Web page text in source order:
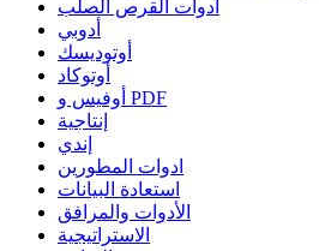
أدوات القرص الصلب
أدوبي
أوتوديسك
أوتوكاد
أوفيس و PDF
إنتاجية
إندي
ادوات المطورين
استعادة البيانات
الأدوات والمرافق
الاستراتيجية